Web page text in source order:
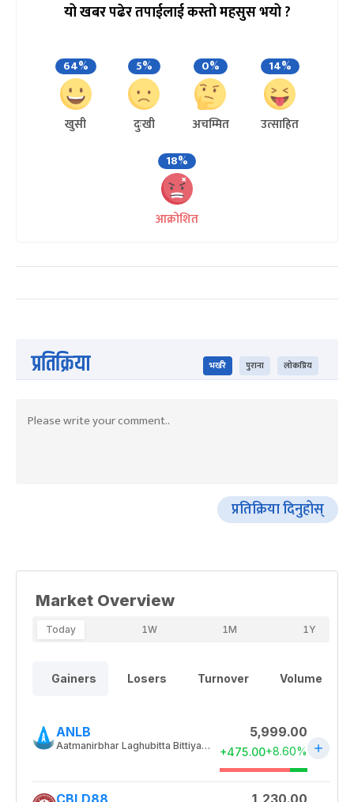
यो खबर पढेर तपाईलाई कस्तो महसुस भयो ?
64%
खुसी
5%
दुःखी
0%
अचम्मित
14%
उत्साहित
18%
आक्रोशित
प्रतिक्रिया भर्खरै पुराना लोकप्रिय
प्रतिक्रिया दिनुहोस्